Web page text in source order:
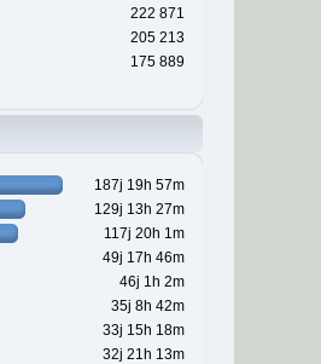
222 871
205 213
175 889
187j 19h 57m
129j 13h 27m
117j 20h 1m
49j 17h 46m
46j 1h 2m
35j 8h 42m
33j 15h 18m
32j 21h 13m